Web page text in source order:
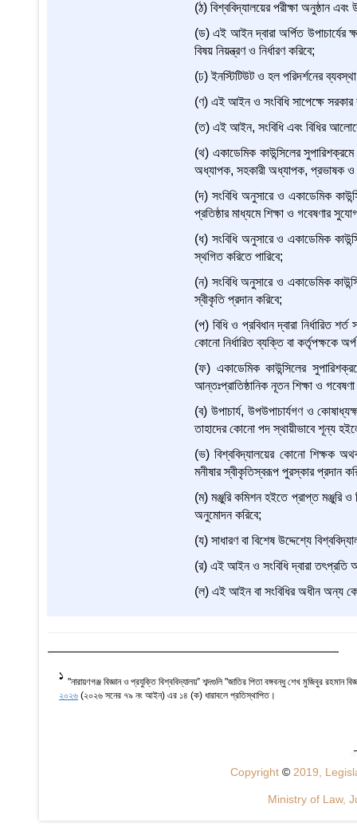
(ঠ) বিশ্ববিদ্যালয়ের পরীক্ষা অনুষ্ঠান
(ড) এই আইন দ্বারা অর্পিত উপাচার্যের
বিষয় নিয়ন্ত্রণ ও নির্ধারণ করিবে;
(ঢ) ইনস্টিটিউট ও হল পরিদর্শনের ব্যবস্থা
(ণ) এই আইন ও সংবিধি সাপেক্ষে সরকার
(ত) এই আইন, সংবিধি এবং বিধির
(থ) একাডেমিক কাউন্সিলের
অধ্যাপক, সহকারী অধ্যাপক, প্রভাষক ও
(দ) সংবিধি অনুসারে ও একাডেমিক
প্রতিষ্ঠার মাধ্যমে শিক্ষা ও গবেষণার
(ধ) সংবিধি অনুসারে ও একাডেমিক
স্থগিত করিতে পারিবে;
(ন) সংবিধি অনুসারে ও একাডেমিক
স্বীকৃতি প্রদান করিবে;
(প) বিধি ও প্রবিধান দ্বারা নির্ধারিত
কোনো নির্ধারিত ব্যক্তি বা কর্তৃপক্ষকে
(ফ) একাডেমিক কাউন্সিলের
আন্তঃপ্রাতিষ্ঠানিক নূতন শিক্ষা ও
(ব) উপাচার্য, উপউপাচার্যগণ ও
তাহাদের কোনো পদ স্থায়ীভাবে শূন্য
(ভ) বিশ্ববিদ্যালয়ের কোনো শিক্ষক
মনীষার স্বীকৃতিস্বরূপ পুরস্কার প্রদান
(ম) মঞ্জুরি কমিশন হইতে প্রাপ্ত মঞ্জুরি ও
অনুমোদন করিবে;
(য) সাধারণ বা বিশেষ উদ্দেশ্যে
(র) এই আইন ও সংবিধি দ্বারা তৎপ্রতি
(ল) এই আইন বা সংবিধির অধীন অন্য
1 "নারায়ণগঞ্জ বিজ্ঞান ও প্রযুক্তি বিশ্ববিদ্যালয়” শব্দগুলি "জাতির পিতা বঙ্গবন্ধু শেখ মুজিবুর রহমান
২০২৬ (২০২৬ সনের ৭৯ নং আইন) এর ১৪ (ক) ধারাবলে প্রতিস্থাপিত।
Copyright © 2019,
Ministry of Law,